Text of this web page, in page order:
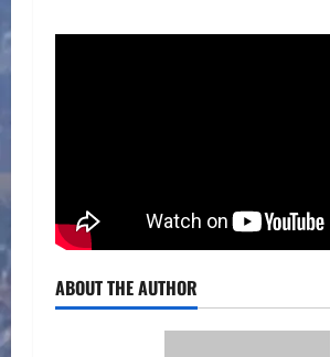
ABOUT THE AUTHOR